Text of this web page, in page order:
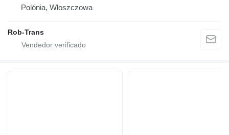
Polónia, Włoszczowa
Rob-Trans